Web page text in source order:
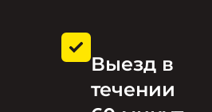
Выезд в
течении